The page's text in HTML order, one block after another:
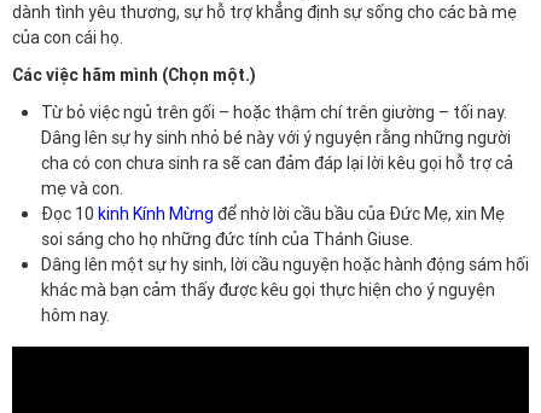
dành tình yêu thương, sự hỗ trợ khẳng định sự sống cho các bà mẹ
của con cái họ.
Các việc hãm mình (Chọn một.)
Từ bỏ việc ngủ trên gối – hoặc thậm chí trên giường – tối nay.
Dâng lên sự hy sinh nhỏ bé này với ý nguyện rằng những người
cha có con chưa sinh ra sẽ can đảm đáp lại lời kêu gọi hỗ trợ cả
mẹ và con.
Đọc 10 kinh Kính Mừng để nhờ lời cầu bầu của Đức Mẹ, xin Mẹ
soi sáng cho họ những đức tính của Thánh Giuse.
Dâng lên một sự hy sinh, lời cầu nguyện hoặc hành động sám hối
khác mà bạn cảm thấy được kêu gọi thực hiện cho ý nguyện
hôm nay.